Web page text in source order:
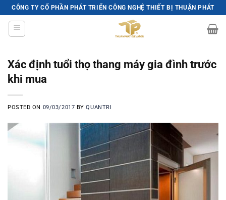
Skip
to
content
CÔNG TY CỔ PHẦN PHÁT TRIỂN CÔNG NGHỆ THIẾT BỊ THUẬN PHÁT
Xác định tuổi thọ thang máy gia đình trước
khi mua
POSTED ON 09/03/2017 BYQUANTRI